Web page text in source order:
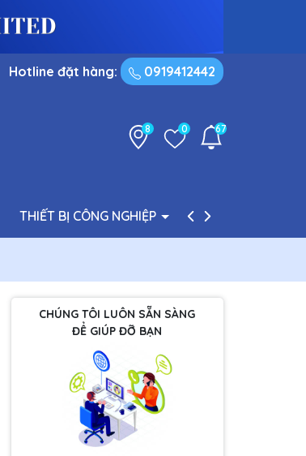
Hotline đặt hàng: 0919412442
8 0 67
THIẾT BỊ CÔNG NGHIỆP PHỤ TÙNG BƠM
CHÚNG TÔI LUÔN SẴN SÀNG
ĐỂ GIÚP ĐỠ BẠN